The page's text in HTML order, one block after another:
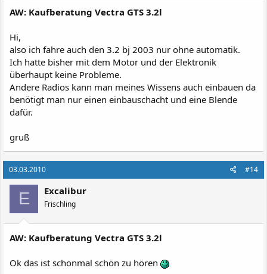
AW: Kaufberatung Vectra GTS 3.2l
Hi,
also ich fahre auch den 3.2 bj 2003 nur ohne automatik.
Ich hatte bisher mit dem Motor und der Elektronik
überhaupt keine Probleme.
Andere Radios kann man meines Wissens auch einbauen da
benötigt man nur einen einbauschacht und eine Blende
dafür.
gruß
03.03.2010 #14
E Excalibur
Frischling
AW: Kaufberatung Vectra GTS 3.2l
Ok das ist schonmal schön zu hören